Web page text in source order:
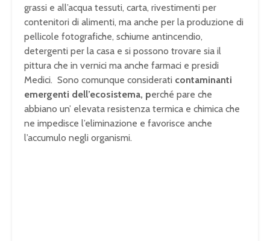
grassi e all’acqua tessuti, carta, rivestimenti per
contenitori di alimenti, ma anche per la produzione di
pellicole fotografiche, schiume antincendio,
detergenti per la casa e si possono trovare sia il
pittura che in vernici ma anche farmaci e presidi
Medici. Sono comunque considerati contaminanti
emergenti dell’ecosistema, perché pare che
abbiano un’ elevata resistenza termica e chimica che
ne impedisce l’eliminazione e favorisce anche
l’accumulo negli organismi.